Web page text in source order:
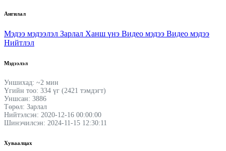
Ангилал
Мэдээ мэдээлэл Зарлал Ханш үнэ Видео мэдээ Видео мэдээ
Нийтлэл
Мэдээлэл
Уншихад: ~2 мин
Үгийн тоо: 334 үг (2421 тэмдэгт)
Уншсан: 3886
Төрөл: Зарлал
Нийтэлсэн: 2020-12-16 00:00:00
Шинэчилсэн: 2024-11-15 12:30:11
Хуваалцах